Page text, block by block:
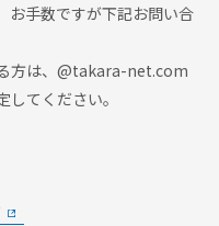
お手数ですが下記お問い合
方は、@takara-net.com
てください。